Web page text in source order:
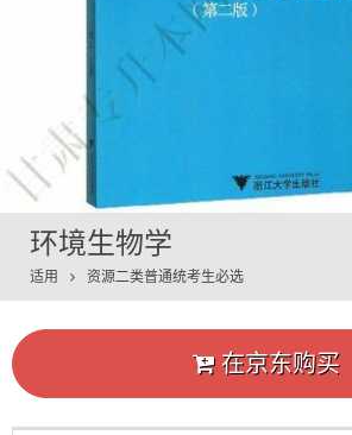
环境生物学
适用 资源二类普通统考生必选
在京东购买